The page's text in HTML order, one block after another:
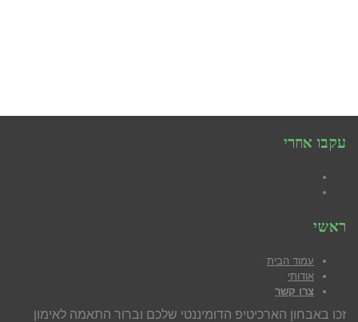
עקבו אחרי
ראשי
עמוד הבית
אודותי
צרו קשר
זכו באבחון הארכיטיפ הדומיננטי שלכם וברור התאמה לאימון